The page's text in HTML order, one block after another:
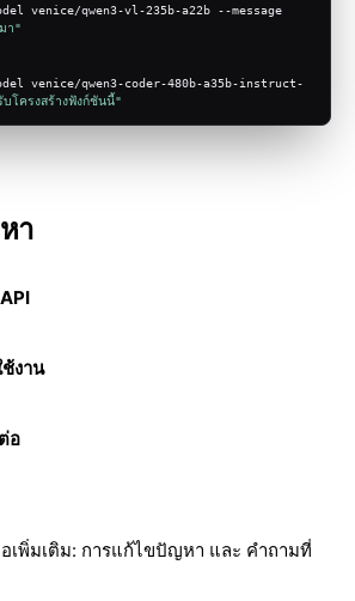
า"
venice/qwen3-coder-480b-a35b-instruct-
โครงสร้างฟังก์ชันนี้"
า
งาน
อ
เพิ่มเติม: การแก้ไขปัญหา และ คำถามที่